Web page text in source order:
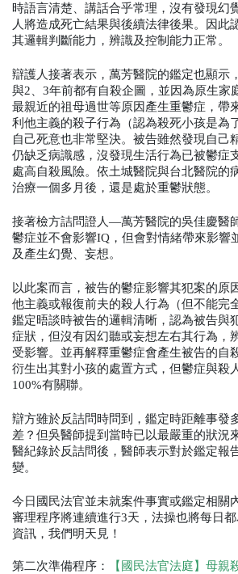
時語言清楚、講話合乎常理，沒有發現幻
人將造成死亡結果與後續法律後果。因此
其邏輯判斷能力，辨識及控制能力正常。
辯護人接著表示，萬芳醫院的鑑定也顯示
與2、3年前都有自殺企圖，並因為原生家
最親近的祖母過世等原因產生重鬱症，帶
利他主義的殺子行為（認為殺死小孩是為
自己死意也非常堅決。被告雖然發現自己
仍缺乏病識感，沒發現生活行為已被鬱症
處高自殺風險。依土城醫院與台北醫院的
治療一個多月後，還是處於重鬱狀態。
接著檢方詰問證人—萬芳醫院的吳佳慶醫
鬱症並不會影響IQ，但會對情緒帶來影響
及產生幻覺、妄想。
以此案而言，被告的鬱症影響其犯案的原
他主義或報復前夫的殺人行為（但不能完
鑑定晤談時被告的邏輯清晰，認為被告與
症狀，但沒有因幻聽或妄想左右其行為，
受影響。並再解釋重鬱症會產生被告的自
衍生出其對小孩的處置方式，但鬱症與殺
100%有關聯。
辯方雖於反詰問時問到，鑑定時距離事發
差？但吳醫師提到當時已以最嚴重的狀況
醫紀錄於反詰問後，醫師表示對於鑑定報
變。
今日國民法官並未就案件事實或鑑定相關
審理程序將連續進行3天，法操也將每日
資訊，我們明天見！
第二次準備程序：
【國民法官法庭】母